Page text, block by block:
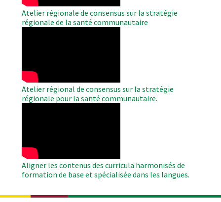
Atelier régionale de consensus sur la stratégie
régionale de la santé communautaire
Atelier régional de consensus sur la stratégie
régionale pour la santé communautaire.
Aligner les contenus des curricula harmonisés de
formation de base et spécialisée dans les langues.